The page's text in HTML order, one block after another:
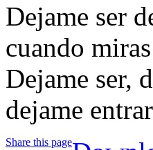
Dejame ser
cuando
Dejame ser,
dejame
Share this page